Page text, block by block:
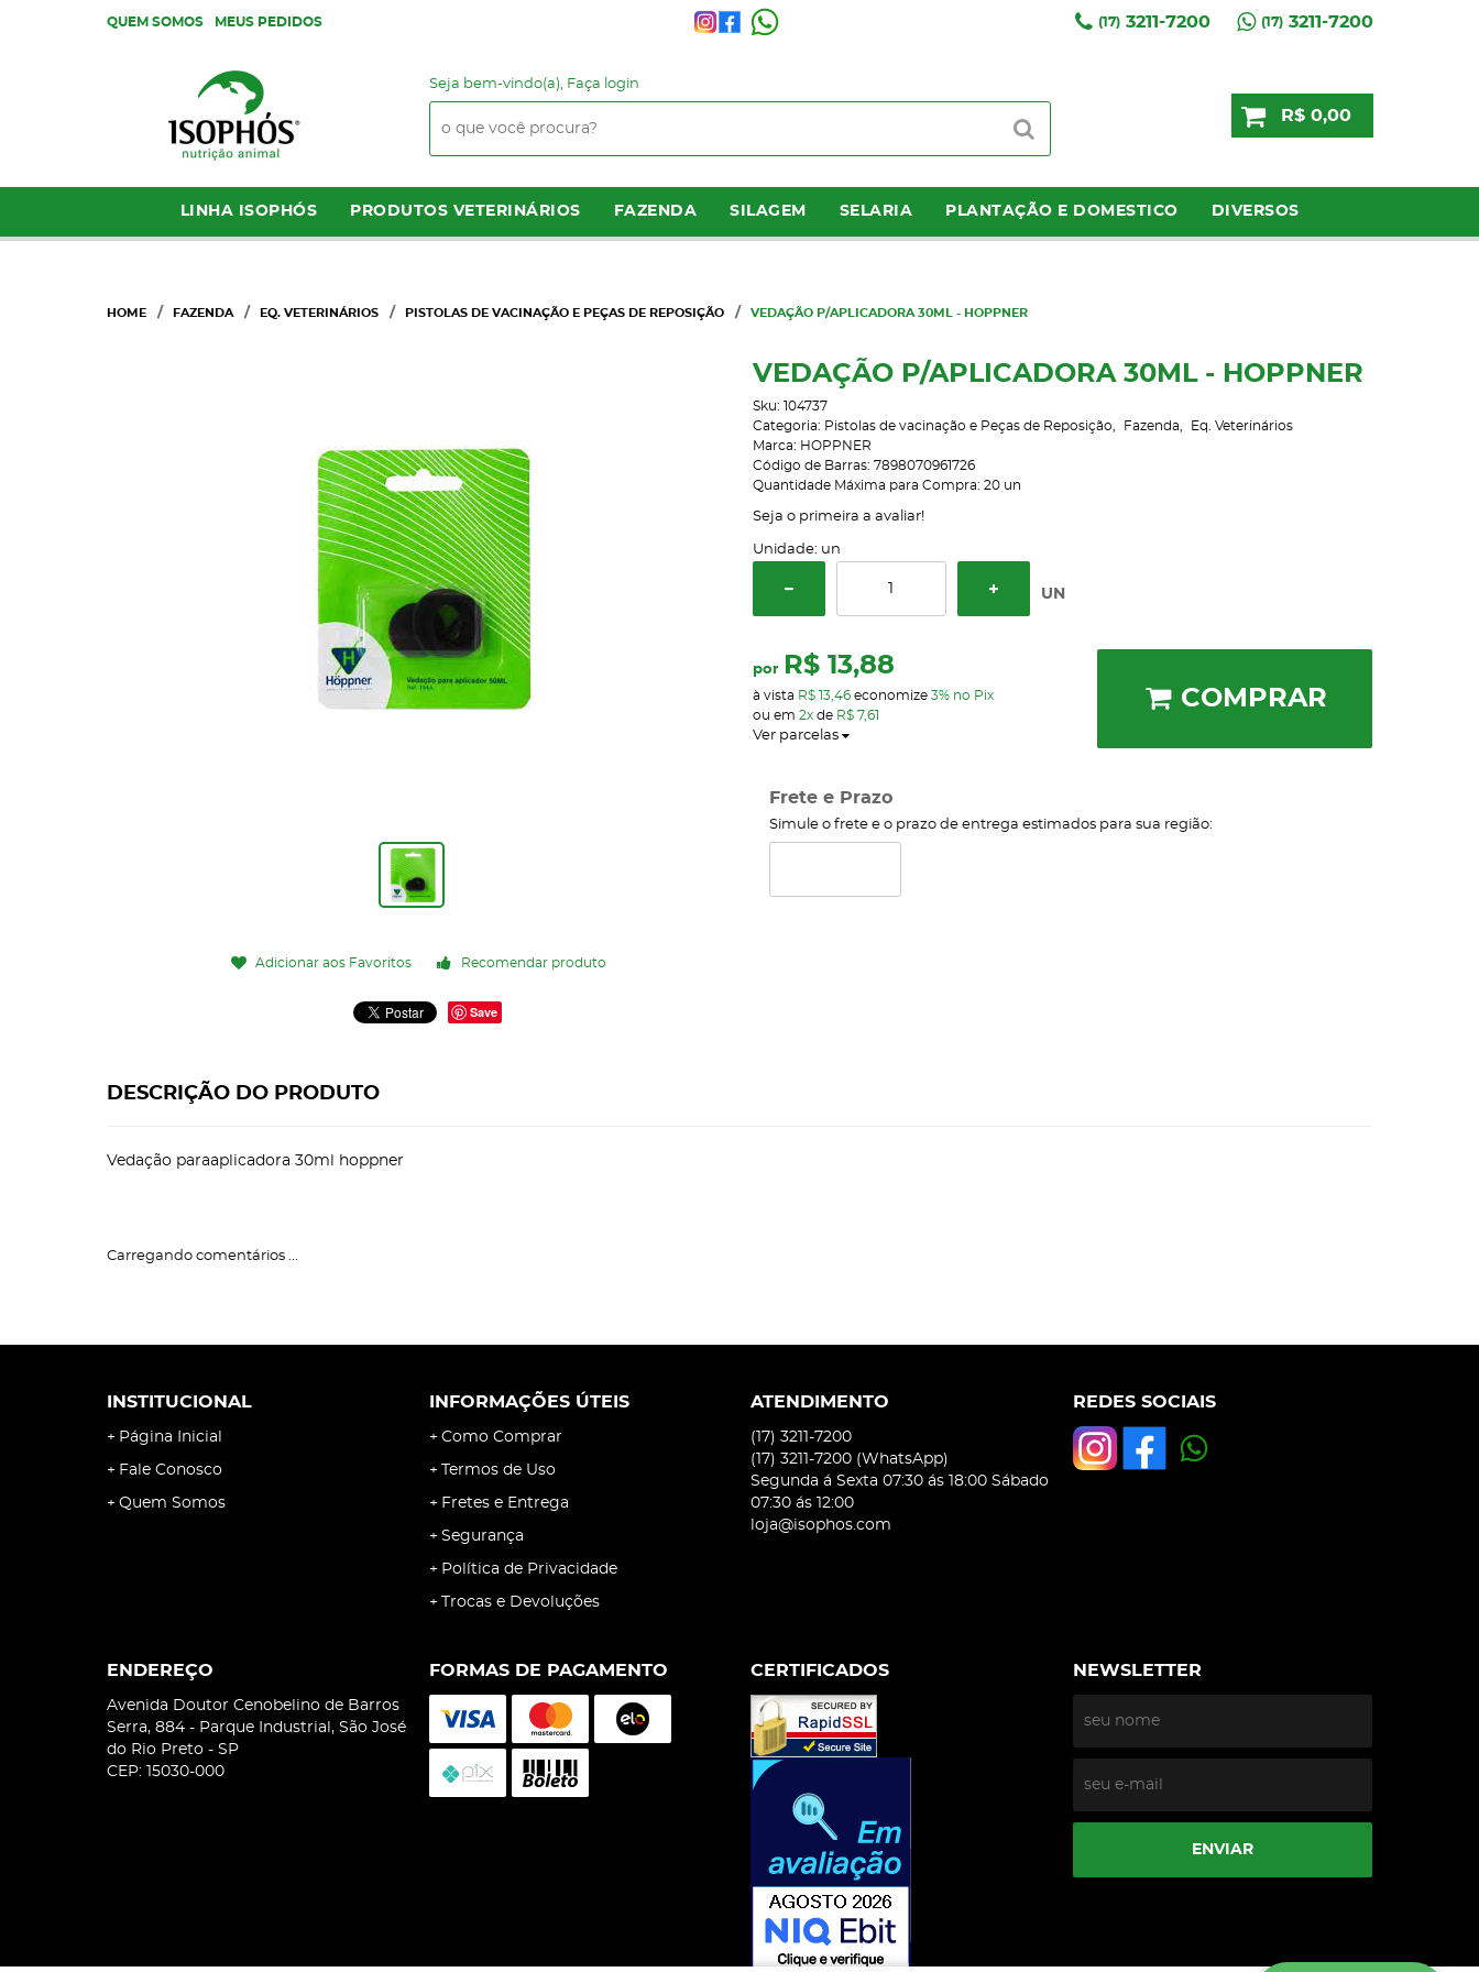
QUEM SOMOS MEUS PEDIDOS (17)3211-7200 (17)3211-7200
Seja bem-vindo(a), Faça login
R$ 0,00
LINHA ISOPHÓS PRODUTOS VETERINÁRIOS FAZENDA SILAGEM SELARIA PLANTAÇÃO E DOMESTICO DIVERSOS
HOME FAZENDA EQ. VETERINÁRIOS PISTOLAS DE VACINAÇÃO E PEÇAS DE REPOSIÇÃO VEDAÇÃO P/APLICADORA 30ML - HOPPNER
Adicionar aos Favoritos Recomendar produto
Save
VEDAÇÃO P/APLICADORA 30ML - HOPPNER
Sku: 104737
Categoria: Pistolas de vacinação e Peças de Reposição Fazenda
Eq. Veterinários
Marca: HOPPNER
Código de Barras: 7898070961726
Quantidade Máxima para Compra: 20 un
Seja o primeira a avaliar!
Unidade: un
UN
por R$ 13,88
à vista R$ 13,46economize 3% no Pix
ou em 2xde R$ 7,61
Ver parcelas
COMPRAR
Frete e Prazo
Simule o frete e o prazo de entrega estimados para sua região:
DESCRIÇÃO DO PRODUTO
Vedação paraaplicadora 30ml hoppner
Carregando comentários ...
INSTITUCIONAL
Página Inicial
Fale Conosco
Quem Somos
INFORMAÇÕES ÚTEIS
Como Comprar
Termos de Uso
Fretes e Entrega
Segurança
Política de Privacidade
Trocas e Devoluções
ATENDIMENTO
(17) 3211-7200
(17) 3211-7200 (WhatsApp)
Segunda á Sexta 07:30 ás 18:00 Sábado
07:30 ás 12:00
loja@isophos.com
REDES SOCIAIS
ENDEREÇO
Avenida Doutor Cenobelino de Barros
Serra, 884 - Parque Industrial, São José
do Rio Preto - SP
CEP: 15030-000
FORMAS DE PAGAMENTO CERTIFICADOS NEWSLETTER
ENVIAR